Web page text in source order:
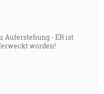
Auferstehung - ER ist
worden!